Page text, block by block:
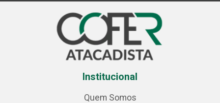
Institucional
Quem Somos